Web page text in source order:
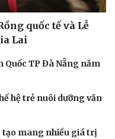
quốc tế và Lễ
Lai
Quốc TP Đà Nẵng năm
hệ trẻ nuôi dưỡng văn
tạo mang nhiều giá trị